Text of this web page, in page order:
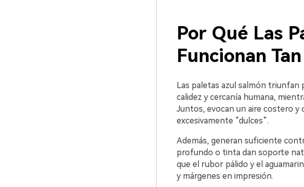
Por Qué Las
Funcionan
Las paletas azul salmón triunfan
calidez y cercanía humana,
Juntos, evocan un aire costero
excesivamente “dulces”.
Además, generan suficiente
profundo o tinta dan soporte
que el rubor pálido y el
y márgenes en impresión.